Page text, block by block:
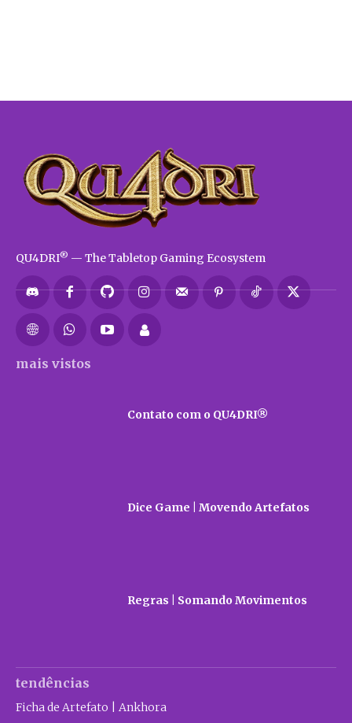
QU4DRI® — The Tabletop Gaming Ecosystem
mais vistos
Contato com o QU4DRI®
Dice Game | Movendo Artefatos
Regras | Somando Movimentos
tendências
Ficha de Artefato | Ankhora